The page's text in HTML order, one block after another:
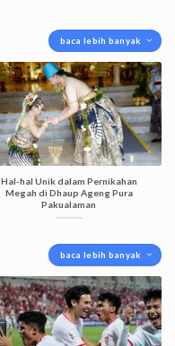
baca lebih banyak
Hal-hal Unik dalam Pernikahan
Megah di Dhaup Ageng Pura
Pakualaman
baca lebih banyak